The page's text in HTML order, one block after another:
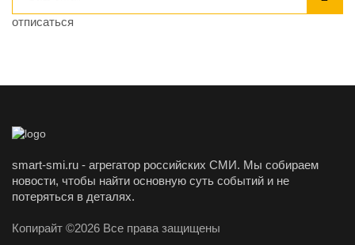
отписаться
smart-smi.ru - агрегатор российских СМИ. Мы собираем
новости, чтобы найти основную суть событий и не
потеряться в деталях.
Копирайт ©2026 Все права защищены